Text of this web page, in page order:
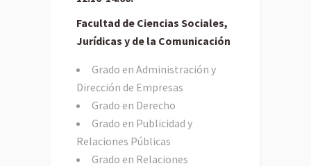
Facultad de Ciencias Sociales,
Jurídicas y de la Comunicación
Grado en Administración y
Dirección de Empresas
Grado en Derecho
Grado en Publicidad y
Relaciones Públicas
Grado en Relaciones